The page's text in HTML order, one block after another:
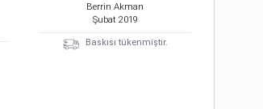
Berrin Akman
Şubat 2019
Baskısı tükenmiştir.